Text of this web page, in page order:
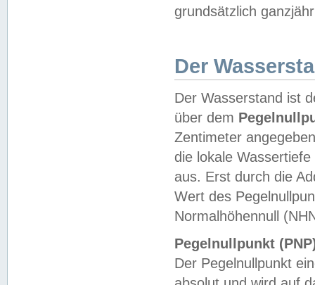
grundsätzlich
Der
Der Wasserstand ist
über dem
Zentimeter
die lokale
aus. Erst durch die
Wert des
Normalhöhennull
Pegelnullpunkt
Der Pegelnullpunkt